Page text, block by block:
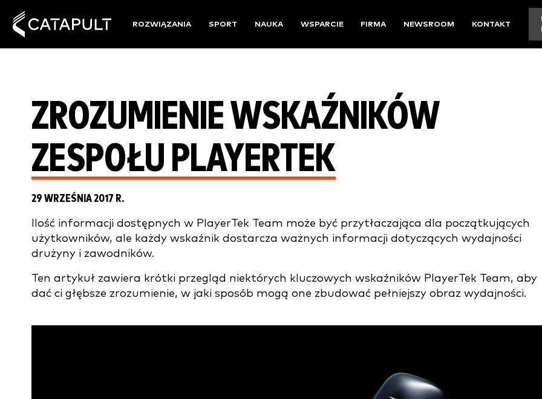
ROZWIĄZANIA SPORT NAUKA WSPARCIE FIRMA NEWSROOM KONTAKT
ZROZUMIENIE WSKAŹNIKÓW
ZESPOŁU PLAYERTEK
29 WRZEŚNIA 2017 R.
Ilość informacji dostępnych w PlayerTek Team może być przytłaczająca dla początkujących
użytkowników, ale każdy wskaźnik dostarcza ważnych informacji dotyczących wydajności
drużyny i zawodników.
Ten artykuł zawiera krótki przegląd niektórych kluczowych wskaźników PlayerTek Team, aby
dać ci głębsze zrozumienie, w jaki sposób mogą one zbudować pełniejszy obraz wydajności.